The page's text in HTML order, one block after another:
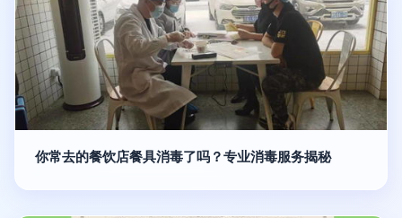
你常去的餐饮店餐具消毒了吗？专业消毒服务揭秘